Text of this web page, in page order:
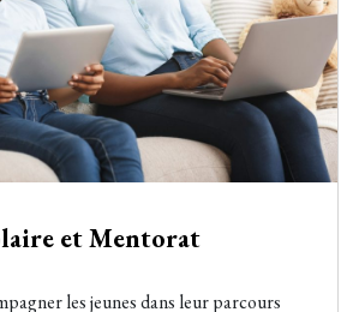
et Mentorat
les jeunes dans leur parcours